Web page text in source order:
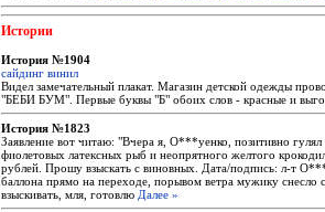
Истории
История №1904
сайдинг винил
Видел замечательный плакат. Магазин детской одежды
"БЕБИ БУМ". Первые буквы "Б" обоих слов - красные и
История №1823
Заявление вот читаю: "Вчера я, О***уенко, позитивно
фиолетовых латексных рыб и неопрятного желтого
рублей. Прошу взыскать с виновных. Дата/подпись: л-т
баллона прямо на переходе, порывом ветра мужику
взыскивать, мля, готовлю Далее »